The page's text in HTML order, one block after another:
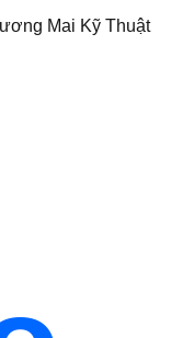
Mai Kỹ Thuật